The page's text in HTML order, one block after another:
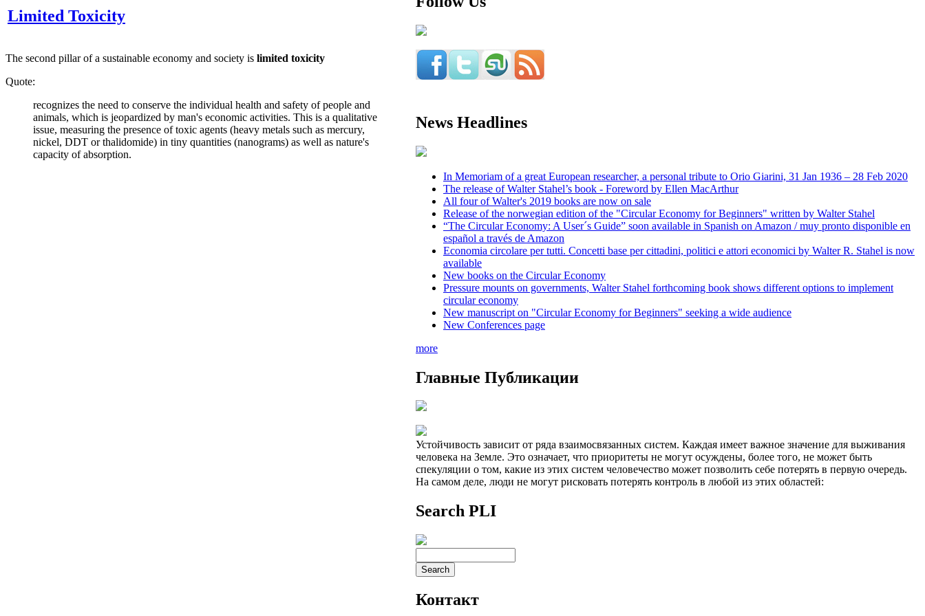
Limited Toxicity
The second pillar of a sustainable economy and society is limited toxicity
Quote:
recognizes the need to conserve the individual health and safety of people and
animals, which is jeopardized by man's economic activities. This is a qualitative
issue, measuring the presence of toxic agents (heavy metals such as mercury,
nickel, DDT or thalidomide) in tiny quantities (nanograms) as well as nature's
capacity of absorption.
News Headlines
In Memoriam of a great European researcher, a personal tribute to Orio Giarini, 31 Jan 1936 – 28 Feb 2020
The release of Walter Stahel’s book - Foreword by Ellen MacArthur
All four of Walter's 2019 books are now on sale
Release of the norwegian edition of the "Circular Economy for Beginners" written by Walter Stahel
“The Circular Economy: A User´s Guide” soon available in Spanish on Amazon / muy pronto disponible en
español a través de Amazon
Economia circolare per tutti. Concetti base per cittadini, politici e attori economici by Walter R. Stahel is now
available
New books on the Circular Economy
Pressure mounts on governments, Walter Stahel forthcoming book shows different options to implement
circular economy
New manuscript on "Circular Economy for Beginners" seeking a wide audience
New Conferences page
more
Главные Публикации
Устойчивость зависит от ряда взаимосвязанных систем. Каждая имеет важное значение для выживания
человека на Земле. Это означает, что приоритеты не могут осуждены, более того, не может быть
спекуляции о том, какие из этих систем человечество может позволить себе потерять в первую очередь.
На самом деле, люди не могут рисковать потерять контроль в любой из этих областей:
Search PLI
Контакт